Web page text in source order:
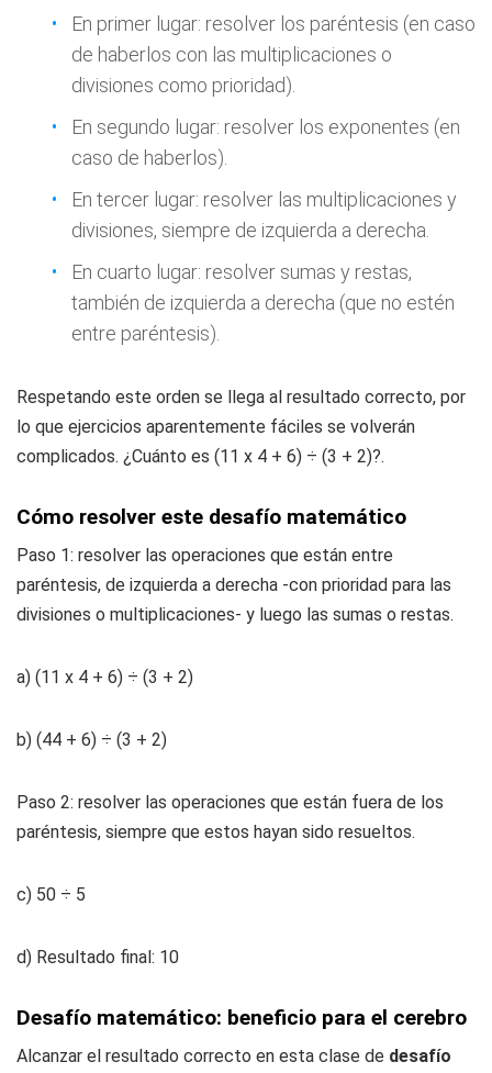
En primer lugar: resolver los paréntesis (en caso
de haberlos con las multiplicaciones o
divisiones como prioridad).
En segundo lugar: resolver los exponentes (en
caso de haberlos).
En tercer lugar: resolver las multiplicaciones y
divisiones, siempre de izquierda a derecha.
En cuarto lugar: resolver sumas y restas,
también de izquierda a derecha (que no estén
entre paréntesis).
Respetando este orden se llega al resultado correcto, por
lo que ejercicios aparentemente fáciles se volverán
complicados. ¿Cuánto es (11 x 4 + 6) ÷ (3 + 2)?.
Cómo resolver este desafío matemático
Paso 1: resolver las operaciones que están entre
paréntesis, de izquierda a derecha -con prioridad para las
divisiones o multiplicaciones- y luego las sumas o restas.
a) (11 x 4 + 6) ÷ (3 + 2)
b) (44 + 6) ÷ (3 + 2)
Paso 2: resolver las operaciones que están fuera de los
paréntesis, siempre que estos hayan sido resueltos.
c) 50 ÷ 5
d) Resultado final: 10
Desafío matemático: beneficio para el cerebro
Alcanzar el resultado correcto en esta clase de desafío